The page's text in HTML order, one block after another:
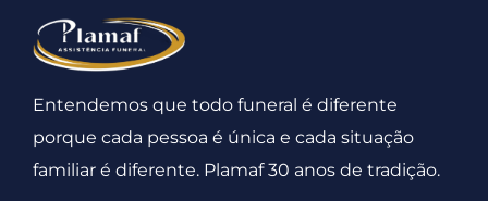
Entendemos que todo funeral é diferente
porque cada pessoa é única e cada situação
familiar é diferente. Plamaf 30 anos de tradição.